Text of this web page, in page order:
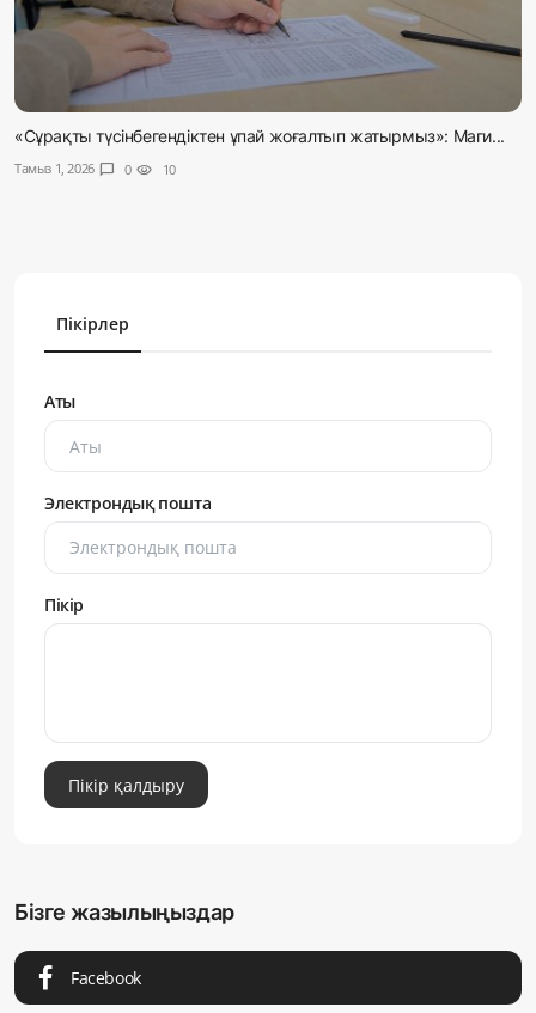
«Сұрақты түсінбегендіктен ұпай жоғалтып жатырмыз»: Маги...
Тамыз 1, 2026 chat_bubble 0 visibility 10
Пікірлер
Аты
Электрондық пошта
Пікір
Пікір қалдыру
Бізге жазылыңыздар
Facebook